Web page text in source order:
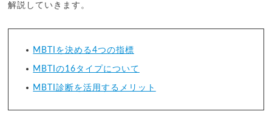
解説していきます。
MBTIを決める4つの指標
MBTIの16タイプについて
MBTI診断を活用するメリット